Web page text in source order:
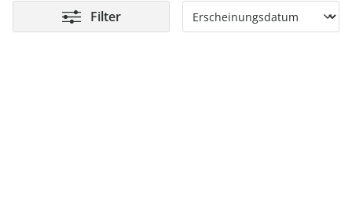
Filter